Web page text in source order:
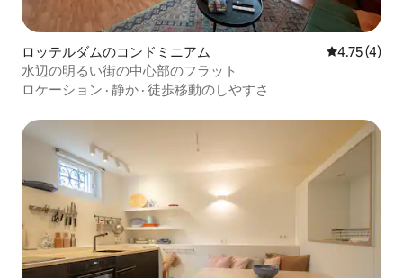
ロッテルダムのコンドミニアム レビュー4
4.75 (4)
水辺の明るい街の中心部のフラット
ロケーション · 静か · 徒歩移動のしやすさ